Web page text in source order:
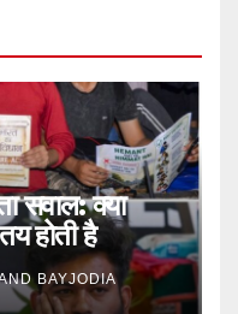
सवाल: क्या
होती है
BAYJODIA